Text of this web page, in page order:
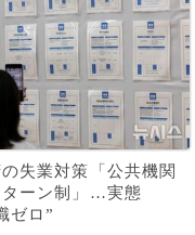
失業対策「公共機関
ーン制」…実態
ゼロ”